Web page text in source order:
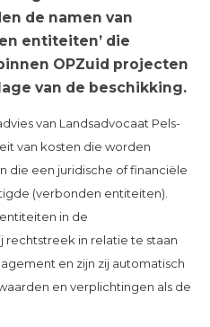
de namen van
entiteiten’ die
OPZuid projecten
van de beschikking.
van Landsadvocaat Pels-
van kosten die worden
die een juridische of financiële
(verbonden entiteiten).
in de
rechtstreek in relatie te staan
en zijn zij automatisch
en verplichtingen als de